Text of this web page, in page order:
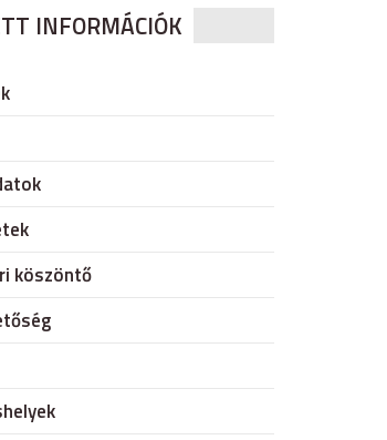
INFORMÁCIÓK
köszöntő